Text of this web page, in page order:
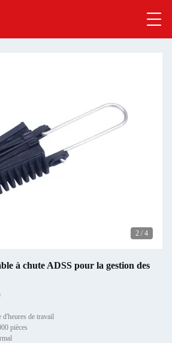
2 / 4
à chute ADSS pour la gestion des
d'heures de travail
pièces